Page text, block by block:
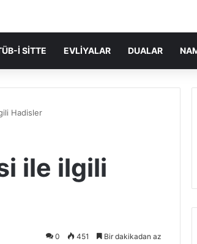
I SITTE EVLIYALAR DUALAR
Hadisler
ile ilgili
0 451 Bir dakikadan az